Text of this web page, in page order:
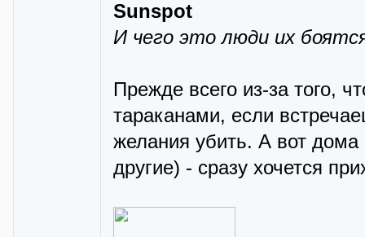
Sunspot
И чего это люди их
Прежде всего из-за того,
тараканами, если
желания убить. А вот
другие) - сразу хочется